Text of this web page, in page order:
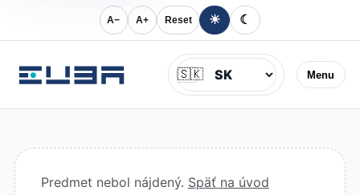
A− A+ Reset ☀ ☾
Menu
Jazyk
🇸🇰
Predmet nebol nájdený. Späť na úvod